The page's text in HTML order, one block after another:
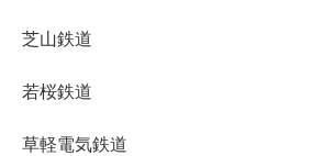
芝山鉄道
若桜鉄道
草軽電気鉄道